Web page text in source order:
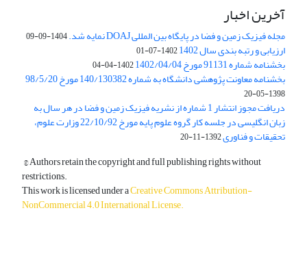
آخرین اخبار
مجله فیزیک زمین و فضا در پایگاه بین المللی DOAJ نمایه شد. 1404-09-09
ارزیابی و رتبه بندی سال 1402 1402-07-01
بخشنامه شماره 91131 مورخ 1402/04/04 1402-04-04
بخشنامه معاونت پژوهشی دانشگاه به شماره 140/130382 مورخ 98/5/20
1398-05-20
دریافت مجوز انتشار 1 شماره از نشریه فیزیک زمین و فضا در هر سال به
زبان انگلیسی در جلسه کار گروه علوم پایه مورخ 22/10/92 وزارت علوم،
تحقیقات و فناوری1392-11-20
© Authors retain the copyright and full publishing rights without
restrictions.
This work is licensed under aCreative Commons Attribution-
NonCommercial 4.0 International License.